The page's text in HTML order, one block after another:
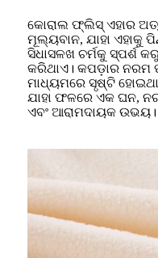
କୋରାଲ ଫ୍ଲିସ୍ ଏହାର
ମୂଲ୍ୟବାନ, ଯାହା ଏହାକୁ
ସିଧାସଳଖ ଚର୍ମକୁ ସ୍ପର୍ଶ
କରିଥାଏ। କପଡ଼ାର ନରମ
ମାଧ୍ୟମରେ ସୃଷ୍ଟି
ଯାହା ଫଳରେ ଏକ ଘନ,
ଏବଂ ଆରାମଦାୟକ ଉଭୟ।